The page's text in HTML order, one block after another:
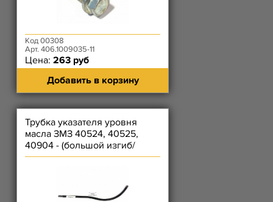
Код 00308
Арт. 406.1009035-11
Цена: 263 руб
Добавить в корзину
Трубка указателя уровня
масла ЗМЗ 40524, 40525,
40904 - (большой изгиб/
длина 406 мм)